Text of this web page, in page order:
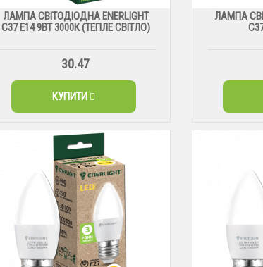
ЛАМПА СВІТОДІОДНА ENERLIGHT
С37 Е14 9ВТ 3000К (ТЕПЛЕ СВІТЛО)
30.47
КУПИТИ
ЛАМПА